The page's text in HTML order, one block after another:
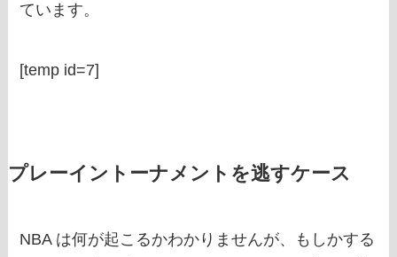
ています。
[temp id=7]
プレーイントーナメントを逃すケース
NBA は何が起こるかわかりませんが、もしかする